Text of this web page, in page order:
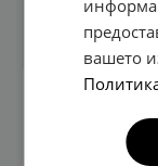
вашето